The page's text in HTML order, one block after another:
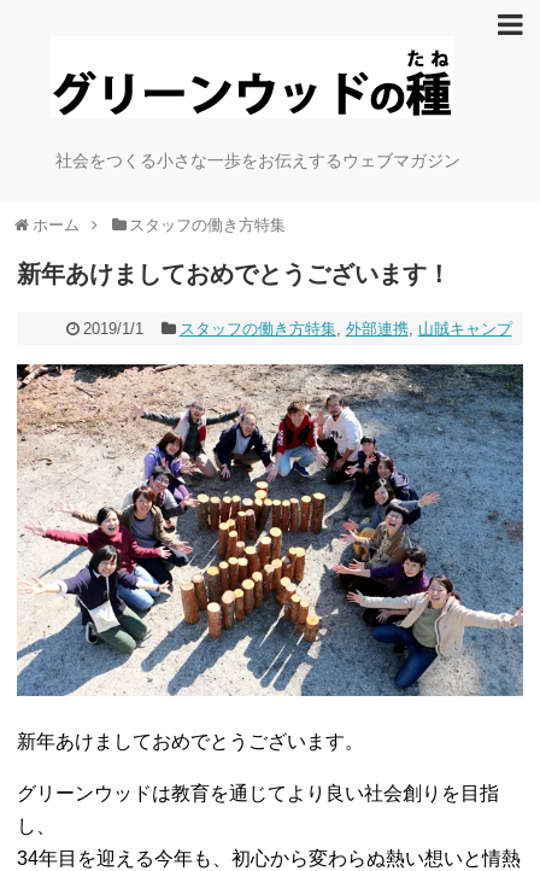
社会をつくる小さな一歩をお伝えするウェブマガジン
ホーム スタッフの働き方特集
新年あけましておめでとうございます！
2019/1/1 スタッフの働き方特集, 外部連携, 山賊キャンプ
新年あけましておめでとうございます。
グリーンウッドは教育を通じてより良い社会創りを目指
し、
34年目を迎える今年も、初心から変わらぬ熱い想いと情熱